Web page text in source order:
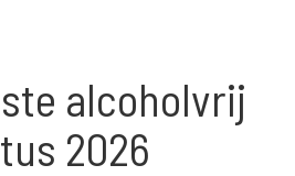
alcoholvrij
2026